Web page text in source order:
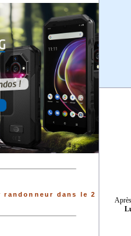
randonneur dans le 2